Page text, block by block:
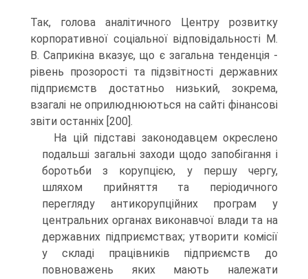
Так, голова аналітичного Центру розвитку
корпоративної соціальної відповідальності М.
В. Саприкіна вказує, що є загальна тенденція -
рівень прозорості та підзвітності державних
підприємств достатньо низький, зокрема,
взагалі не оприлюднюються на сайті фінансові
звіти останніх [200].
На цій підставі законодавцем окреслено
подальші загальні заходи щодо запобігання і
боротьби з корупцією, у першу чергу,
шляхом прийняття та періодичного
перегляду антикорупційних програм у
центральних органах виконавчої влади та на
державних підприємствах; утворити комісії
у складі працівників підприємств до
повноважень яких мають належати